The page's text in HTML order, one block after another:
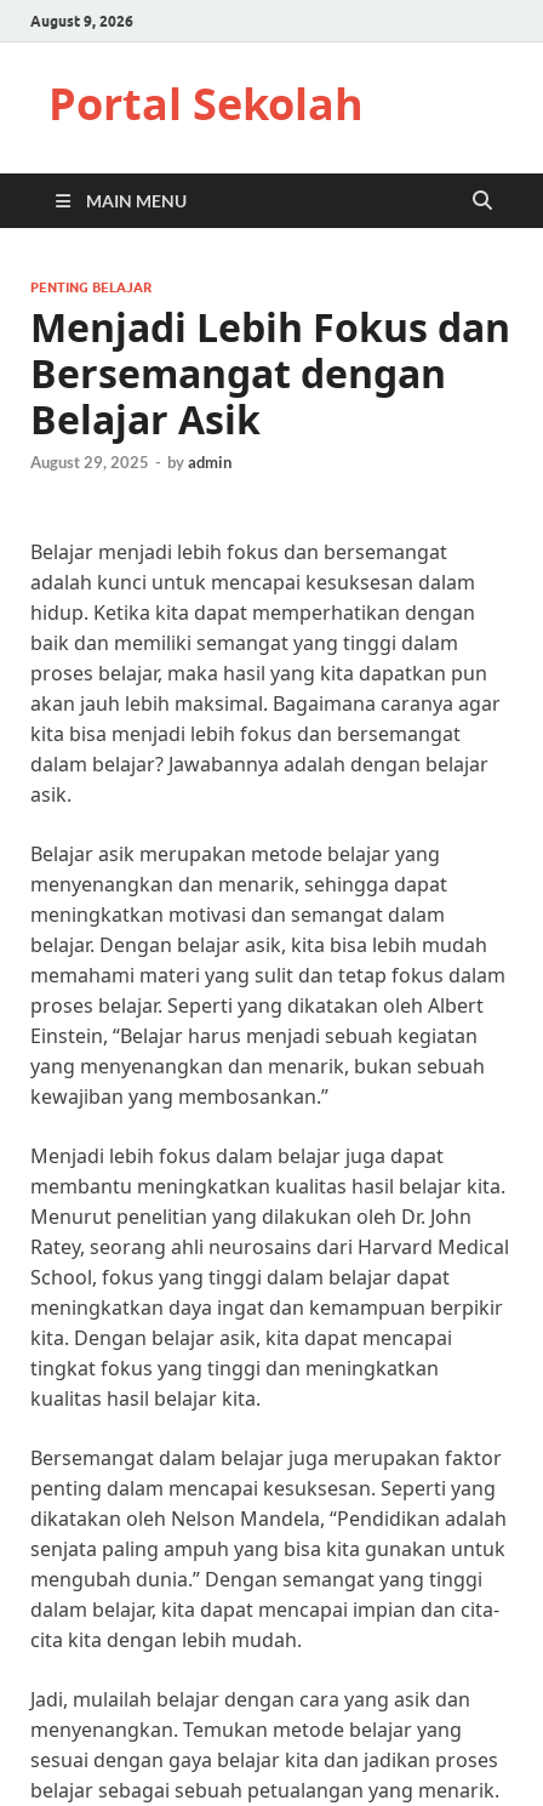
August 9, 2026
Portal Sekolah
MAIN MENU
PENTING BELAJAR
Menjadi Lebih Fokus dan
Bersemangat dengan
Belajar Asik
August 29, 2025 - byadmin
Belajar menjadi lebih fokus dan bersemangat
adalah kunci untuk mencapai kesuksesan dalam
hidup. Ketika kita dapat memperhatikan dengan
baik dan memiliki semangat yang tinggi dalam
proses belajar, maka hasil yang kita dapatkan pun
akan jauh lebih maksimal. Bagaimana caranya agar
kita bisa menjadi lebih fokus dan bersemangat
dalam belajar? Jawabannya adalah dengan belajar
asik.
Belajar asik merupakan metode belajar yang
menyenangkan dan menarik, sehingga dapat
meningkatkan motivasi dan semangat dalam
belajar. Dengan belajar asik, kita bisa lebih mudah
memahami materi yang sulit dan tetap fokus dalam
proses belajar. Seperti yang dikatakan oleh Albert
Einstein, “Belajar harus menjadi sebuah kegiatan
yang menyenangkan dan menarik, bukan sebuah
kewajiban yang membosankan.”
Menjadi lebih fokus dalam belajar juga dapat
membantu meningkatkan kualitas hasil belajar kita.
Menurut penelitian yang dilakukan oleh Dr. John
Ratey, seorang ahli neurosains dari Harvard Medical
School, fokus yang tinggi dalam belajar dapat
meningkatkan daya ingat dan kemampuan berpikir
kita. Dengan belajar asik, kita dapat mencapai
tingkat fokus yang tinggi dan meningkatkan
kualitas hasil belajar kita.
Bersemangat dalam belajar juga merupakan faktor
penting dalam mencapai kesuksesan. Seperti yang
dikatakan oleh Nelson Mandela, “Pendidikan adalah
senjata paling ampuh yang bisa kita gunakan untuk
mengubah dunia.” Dengan semangat yang tinggi
dalam belajar, kita dapat mencapai impian dan cita-
cita kita dengan lebih mudah.
Jadi, mulailah belajar dengan cara yang asik dan
menyenangkan. Temukan metode belajar yang
sesuai dengan gaya belajar kita dan jadikan proses
belajar sebagai sebuah petualangan yang menarik.